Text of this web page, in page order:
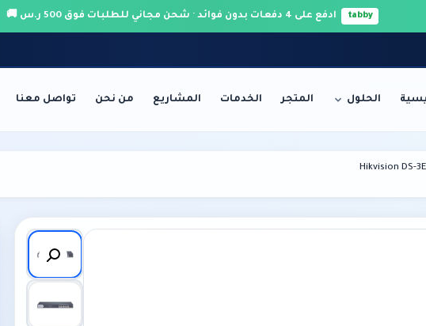
tabby ادفع على 4 دفعات بدون فوائد · شحن مجاني للطلبات فوق 500 ر.س 🚚
الحلول المتجر الخدمات المشاريع من نحن تواصل معنا
Hikvision DS-